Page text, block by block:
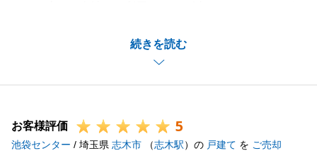
続きを読む
微力ながら、U様よりお褒めのお言葉をいただき嬉し
U様には契約から決済、引渡まで多岐にわたりご尽力
今後また不動産に関してご要望ご質問等ございました
ら、いつでもご連絡お待ちしております。
お客様評価 5
池袋センター / 埼玉県 志木市 （志木駅）の 戸建て を ご売却